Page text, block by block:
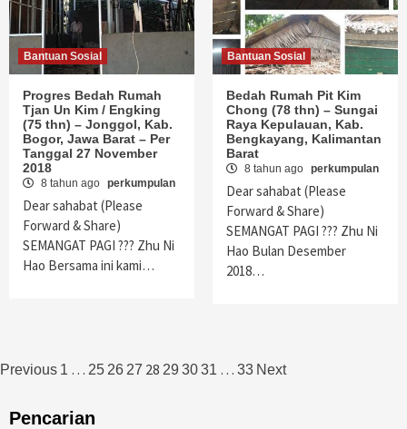
Bantuan Sosial
Progres Bedah Rumah
Tjan Un Kim / Engking
(75 thn) – Jonggol, Kab.
Bogor, Jawa Barat – Per
Tanggal 27 November
2018
8 tahun ago perkumpulan
Dear sahabat (Please
Forward & Share)
SEMANGAT PAGI ??? Zhu Ni
Hao Bersama ini kami…
Bantuan Sosial
Bedah Rumah Pit Kim
Chong (78 thn) – Sungai
Raya Kepulauan, Kab.
Bengkayang, Kalimantan
Barat
8 tahun ago perkumpulan
Dear sahabat (Please
Forward & Share)
SEMANGAT PAGI ??? Zhu Ni
Hao Bulan Desember
2018…
Navigasi
Previous 1 … 25 26 27 28 29 3031 … 33 Next
Pencarian